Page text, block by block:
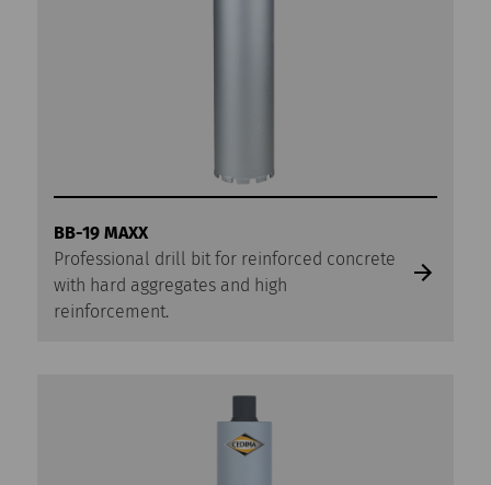
BB-19 MAXX
Professional drill bit for reinforced concrete
with hard aggregates and high
reinforcement.